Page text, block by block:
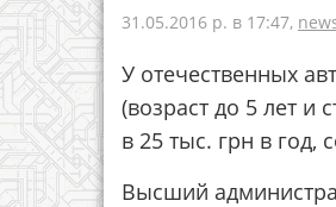
31.05.2016 р. в 17:47,
У отечественных
(возраст до 5 лет и
в 25 тыс. грн в год,
Высший